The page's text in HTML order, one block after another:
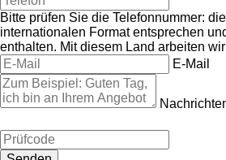
Bitte prüfen Sie die Telefonnummer:
internationalen Format entsprechen
enthalten. Mit diesem Land arbeiten
E-Mail